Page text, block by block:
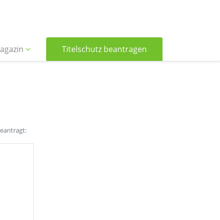
Titelschutz beantragen